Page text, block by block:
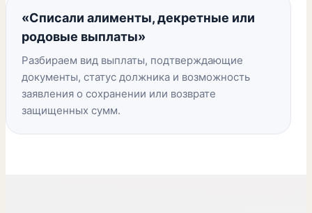
«Списали алименты, декретные или
родовые выплаты»
Разбираем вид выплаты, подтверждающие
документы, статус должника и возможность
заявления о сохранении или возврате
защищенных сумм.